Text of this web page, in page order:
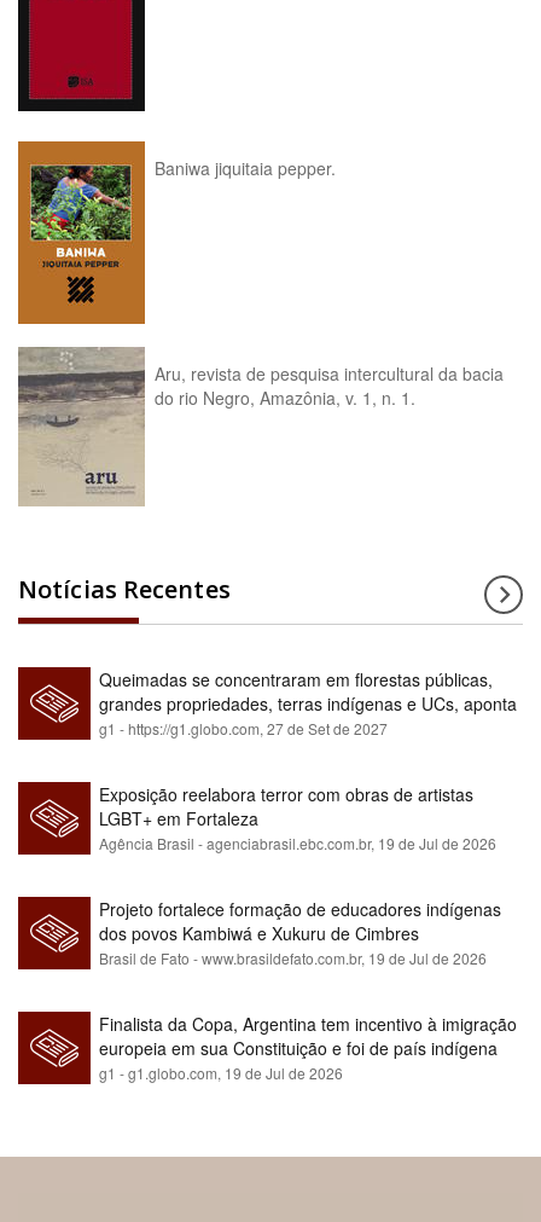
Baniwa jiquitaia pepper.
Aru, revista de pesquisa intercultural da bacia
do rio Negro, Amazônia, v. 1, n. 1.
Notícias Recentes
Queimadas se concentraram em florestas públicas,
grandes propriedades, terras indígenas e UCs, aponta
relatório
g1 - https://g1.globo.com, 27 de Set de 2027
Exposição reelabora terror com obras de artistas
LGBT+ em Fortaleza
Agência Brasil - agenciabrasil.ebc.com.br, 19 de Jul de 2026
Projeto fortalece formação de educadores indígenas
dos povos Kambiwá e Xukuru de Cimbres
Brasil de Fato - www.brasildefato.com.br, 19 de Jul de 2026
Finalista da Copa, Argentina tem incentivo à imigração
europeia em sua Constituição e foi de país indígena
para maioria branca
g1 - g1.globo.com, 19 de Jul de 2026